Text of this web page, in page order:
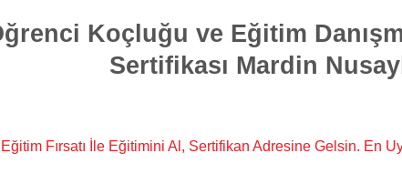
Koçluğu ve Eğitim
Sertifikası Mardin
Fırsatı İle Eğitimini Al, Sertifikan Adresine Gelsin. En